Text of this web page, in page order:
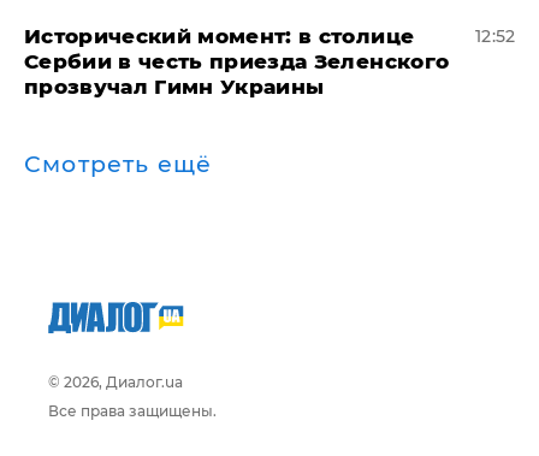
Исторический момент: в столице
Сербии в честь приезда Зеленского
прозвучал Гимн Украины
12:52
Смотреть ещё
© 2026, Диалог.ua
Все права защищены.